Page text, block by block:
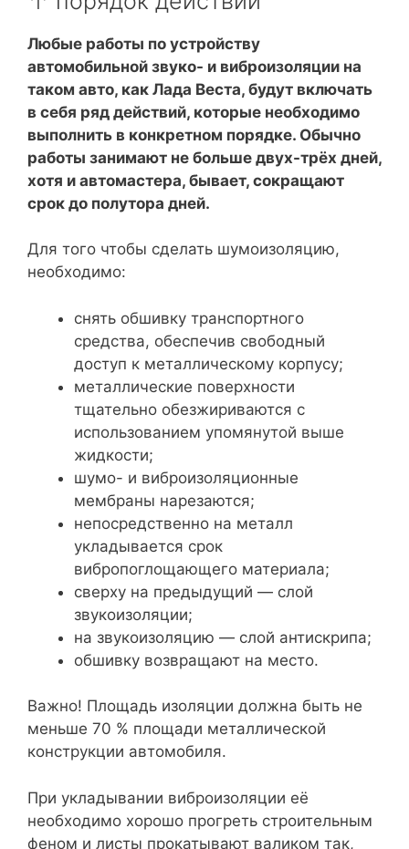
Любые работы по устройству
автомобильной звуко- и виброизоляции на
таком авто, как Лада Веста, будут включать
в себя ряд действий, которые необходимо
выполнить в конкретном порядке. Обычно
работы занимают не больше двух-трёх дней,
хотя и автомастера, бывает, сокращают
срок до полутора дней.
Для того чтобы сделать шумоизоляцию,
необходимо:
снять обшивку транспортного
средства, обеспечив свободный
доступ к металлическому корпусу;
металлические поверхности
тщательно обезжириваются с
использованием упомянутой выше
жидкости;
шумо- и виброизоляционные
мембраны нарезаются;
непосредственно на металл
укладывается срок
вибропоглощающего материала;
сверху на предыдущий — слой
звукоизоляции;
на звукоизоляцию — слой антискрипа;
обшивку возвращают на место.
Важно! Площадь изоляции должна быть не
меньше 70 % площади металлической
конструкции автомобиля.
При укладывании виброизоляции её
необходимо хорошо прогреть строительным
феном и листы прокатывают валиком так,